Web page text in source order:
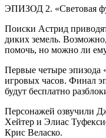
ЭПИЗОД 2. «Световая
Поиски Астрид
диких земель.
помочь, но можно ли
Первые четыре
игровых часов. Финал
будут бесплатно
Персонажей озвучили
Хейтер и Элиас
Крис Веласко.